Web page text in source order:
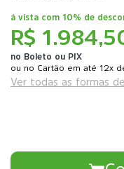
R$
no Boleto ou PIX
à vista com 10% de
ou 12x
Ver todas as formas